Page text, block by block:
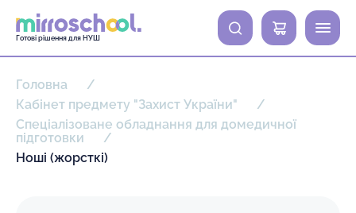
Готові рішення для НУШ
0
Головна
Кабінет предмету "Захист України"
Спеціалізоване обладнання для домедичної
підготовки
Ноші (жорсткі)